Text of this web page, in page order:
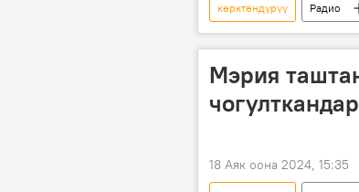
көрктөндүрүү Радио
Кыргызстан
Азат
Мэрия
18 Аяк оона 2024, 15:35